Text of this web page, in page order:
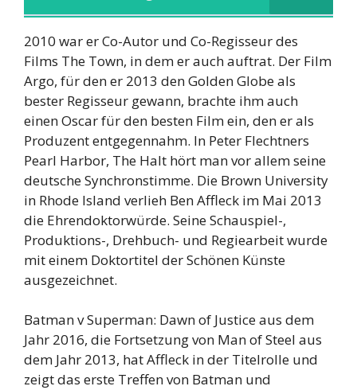
2010 war er Co-Autor und Co-Regisseur des
Films The Town, in dem er auch auftrat. Der Film
Argo, für den er 2013 den Golden Globe als
bester Regisseur gewann, brachte ihm auch
einen Oscar für den besten Film ein, den er als
Produzent entgegennahm. In Peter Flechtners
Pearl Harbor, The Halt hört man vor allem seine
deutsche Synchronstimme. Die Brown University
in Rhode Island verlieh Ben Affleck im Mai 2013
die Ehrendoktorwürde. Seine Schauspiel-,
Produktions-, Drehbuch- und Regiearbeit wurde
mit einem Doktortitel der Schönen Künste
ausgezeichnet.
Batman v Superman: Dawn of Justice aus dem
Jahr 2016, die Fortsetzung von Man of Steel aus
dem Jahr 2013, hat Affleck in der Titelrolle und
zeigt das erste Treffen von Batman und